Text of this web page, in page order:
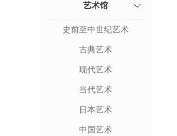
艺术馆
史前至中世纪艺术
古典艺术
现代艺术
当代艺术
日本艺术
中国艺术